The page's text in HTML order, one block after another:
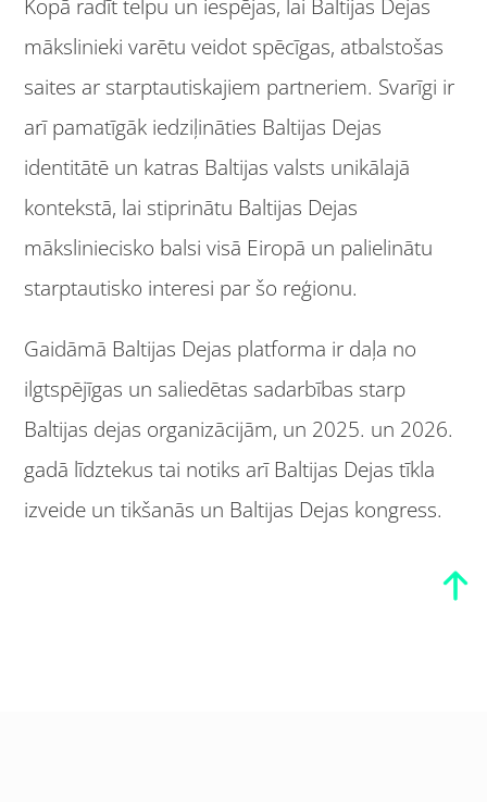
Kopā radīt telpu un iespējas, lai Baltijas Dejas
mākslinieki varētu veidot spēcīgas, atbalstošas ​​
saites ar starptautiskajiem partneriem. Svarīgi ir
arī pamatīgāk iedziļināties Baltijas Dejas
identitātē un katras Baltijas valsts unikālajā
kontekstā, lai stiprinātu Baltijas Dejas
māksliniecisko balsi visā Eiropā un palielinātu
starptautisko interesi par šo reģionu.
Gaidāmā Baltijas Dejas platforma ir daļa no
ilgtspējīgas un saliedētas sadarbības starp
Baltijas dejas organizācijām, un 2025. un 2026.
gadā līdztekus tai notiks arī Baltijas Dejas tīkla
izveide un tikšanās un Baltijas Dejas kongress.